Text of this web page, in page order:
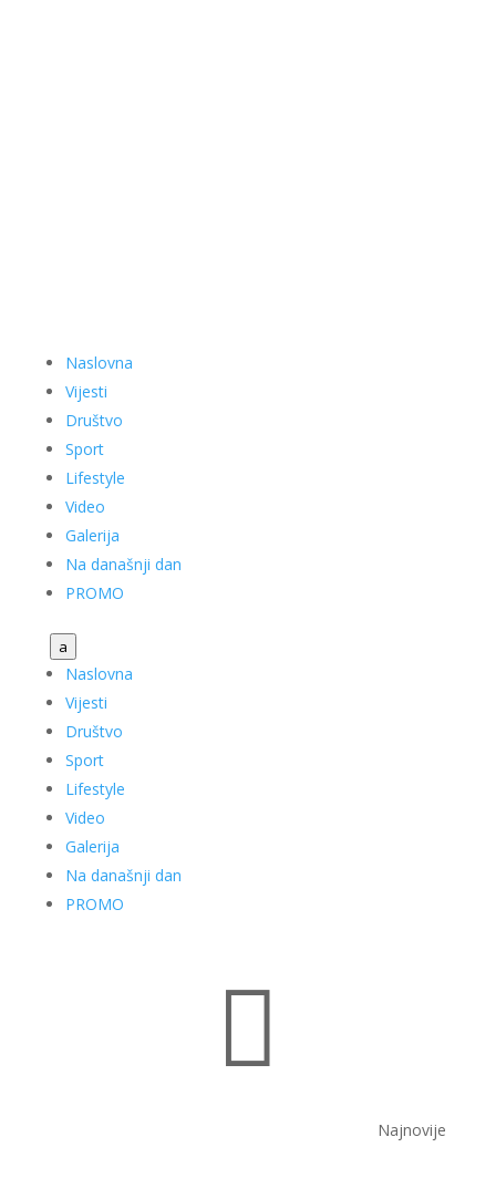
Naslovna
Vijesti
Društvo
Sport
Lifestyle
Video
Galerija
Na današnji dan
PROMO
a
Naslovna
Vijesti
Društvo
Sport
Lifestyle
Video
Galerija
Na današnji dan
PROMO

Najnovije